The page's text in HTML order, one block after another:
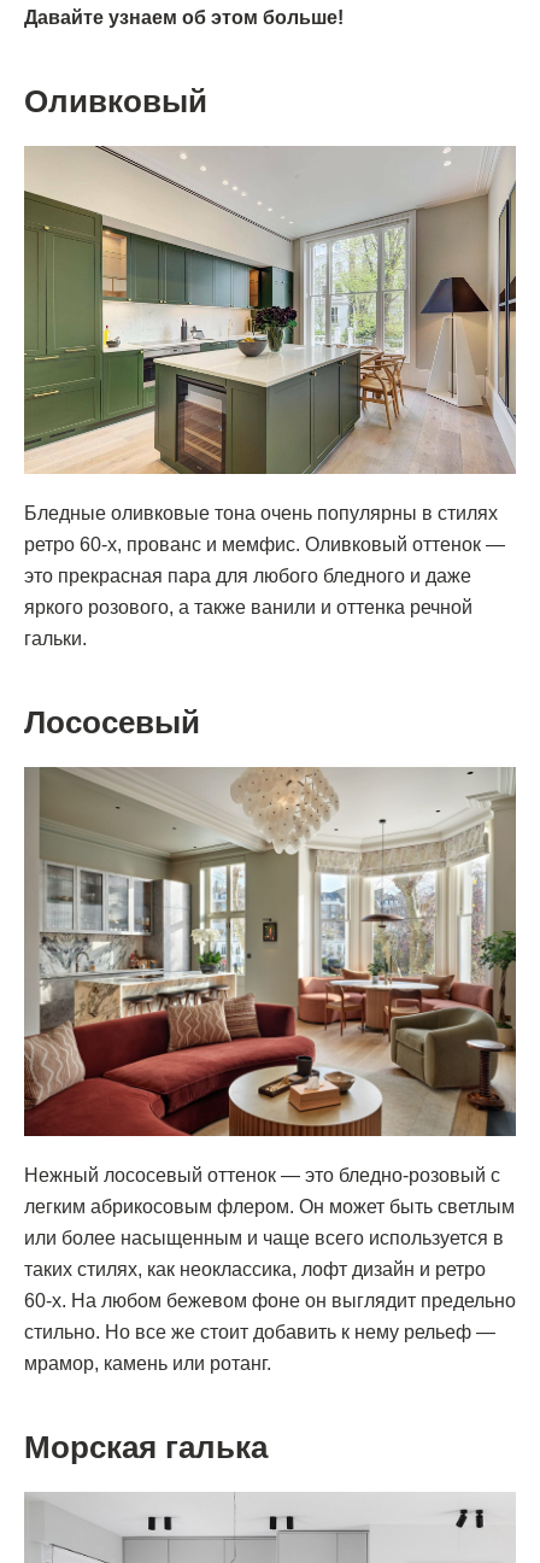
Давайте узнаем об этом больше!
Оливковый
Бледные оливковые тона очень популярны в стилях
ретро 60-х, прованс и мемфис. Оливковый оттенок —
это прекрасная пара для любого бледного и даже
яркого розового, а также ванили и оттенка речной
гальки.
Лососевый
Нежный лососевый оттенок — это бледно-розовый с
легким абрикосовым флером. Он может быть светлым
или более насыщенным и чаще всего используется в
таких стилях, как неоклассика, лофт дизайн и ретро
60-х. На любом бежевом фоне он выглядит предельно
стильно. Но все же стоит добавить к нему рельеф —
мрамор, камень или ротанг.
Морская галька